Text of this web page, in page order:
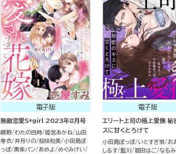
電子版
無敵恋愛S*girl 2023年8月号
網野 わたの四時 姫宮あかね
山田
芽衣 井月りの 桜咲和美 小田島ぽ
っぽ 黒柴パン あめよ
めぐみけい
電子版
エリート上司の極上愛撫 秘
スに甘くとろけて
小田島ぽっぽ いとすぎ常
お
しるす 藍川 堀田はご なる